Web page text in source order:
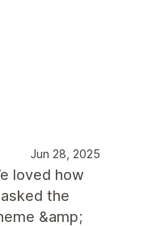
Jun 28, 2025
loved how
the
&amp;